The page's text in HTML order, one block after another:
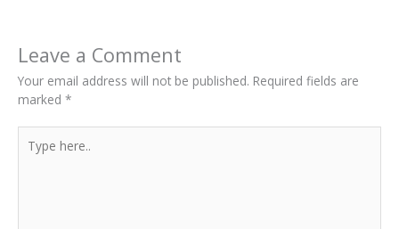
Leave a Comment
Your email address will not be published. Required fields are
marked *
here..